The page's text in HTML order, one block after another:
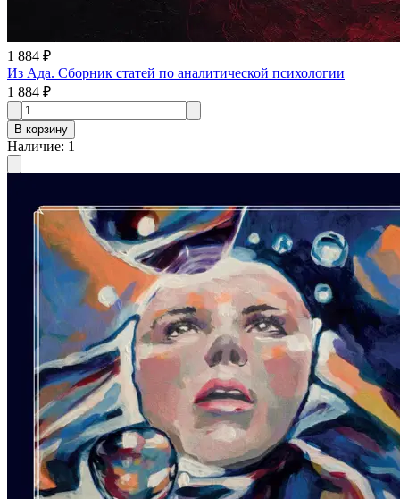
1 884 ₽
Из Ада. Сборник статей по аналитической психологии
1 884 ₽
В корзину
Наличие: 1